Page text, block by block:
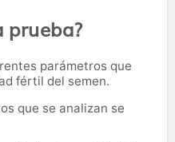
prueba?
parámetros que
fértil del semen.
que se analizan se